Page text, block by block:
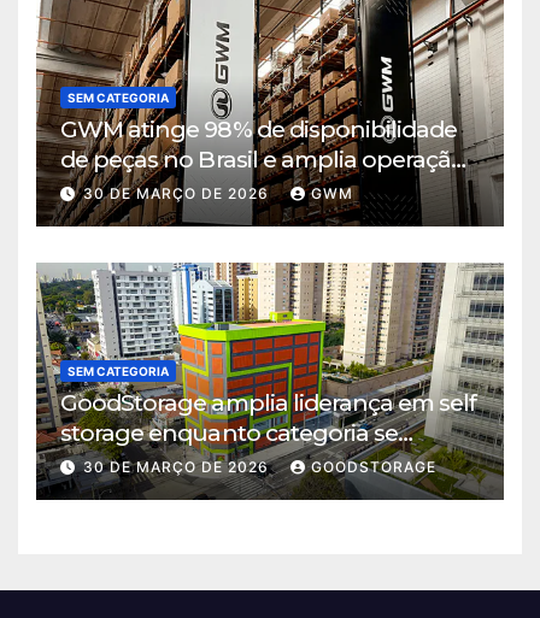
SEM CATEGORIA
GWM atinge 98% de disponibilidade
de peças no Brasil e amplia operação
logística em Cajamar
30 DE MARÇO DE 2026 GWM
SEM CATEGORIA
GoodStorage amplia liderança em self
storage enquanto categoria se
consolida em São Paulo
30 DE MARÇO DE 2026 GOODSTORAGE